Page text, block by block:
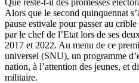
Alors que le second quinquennat
pause estivale pour passer au
par le chef de l’Etat lors de ses
2017 et 2022. Au menu de ce
universel (SNU), un programme
nation, à l’attention des jeunes, et
militaire.